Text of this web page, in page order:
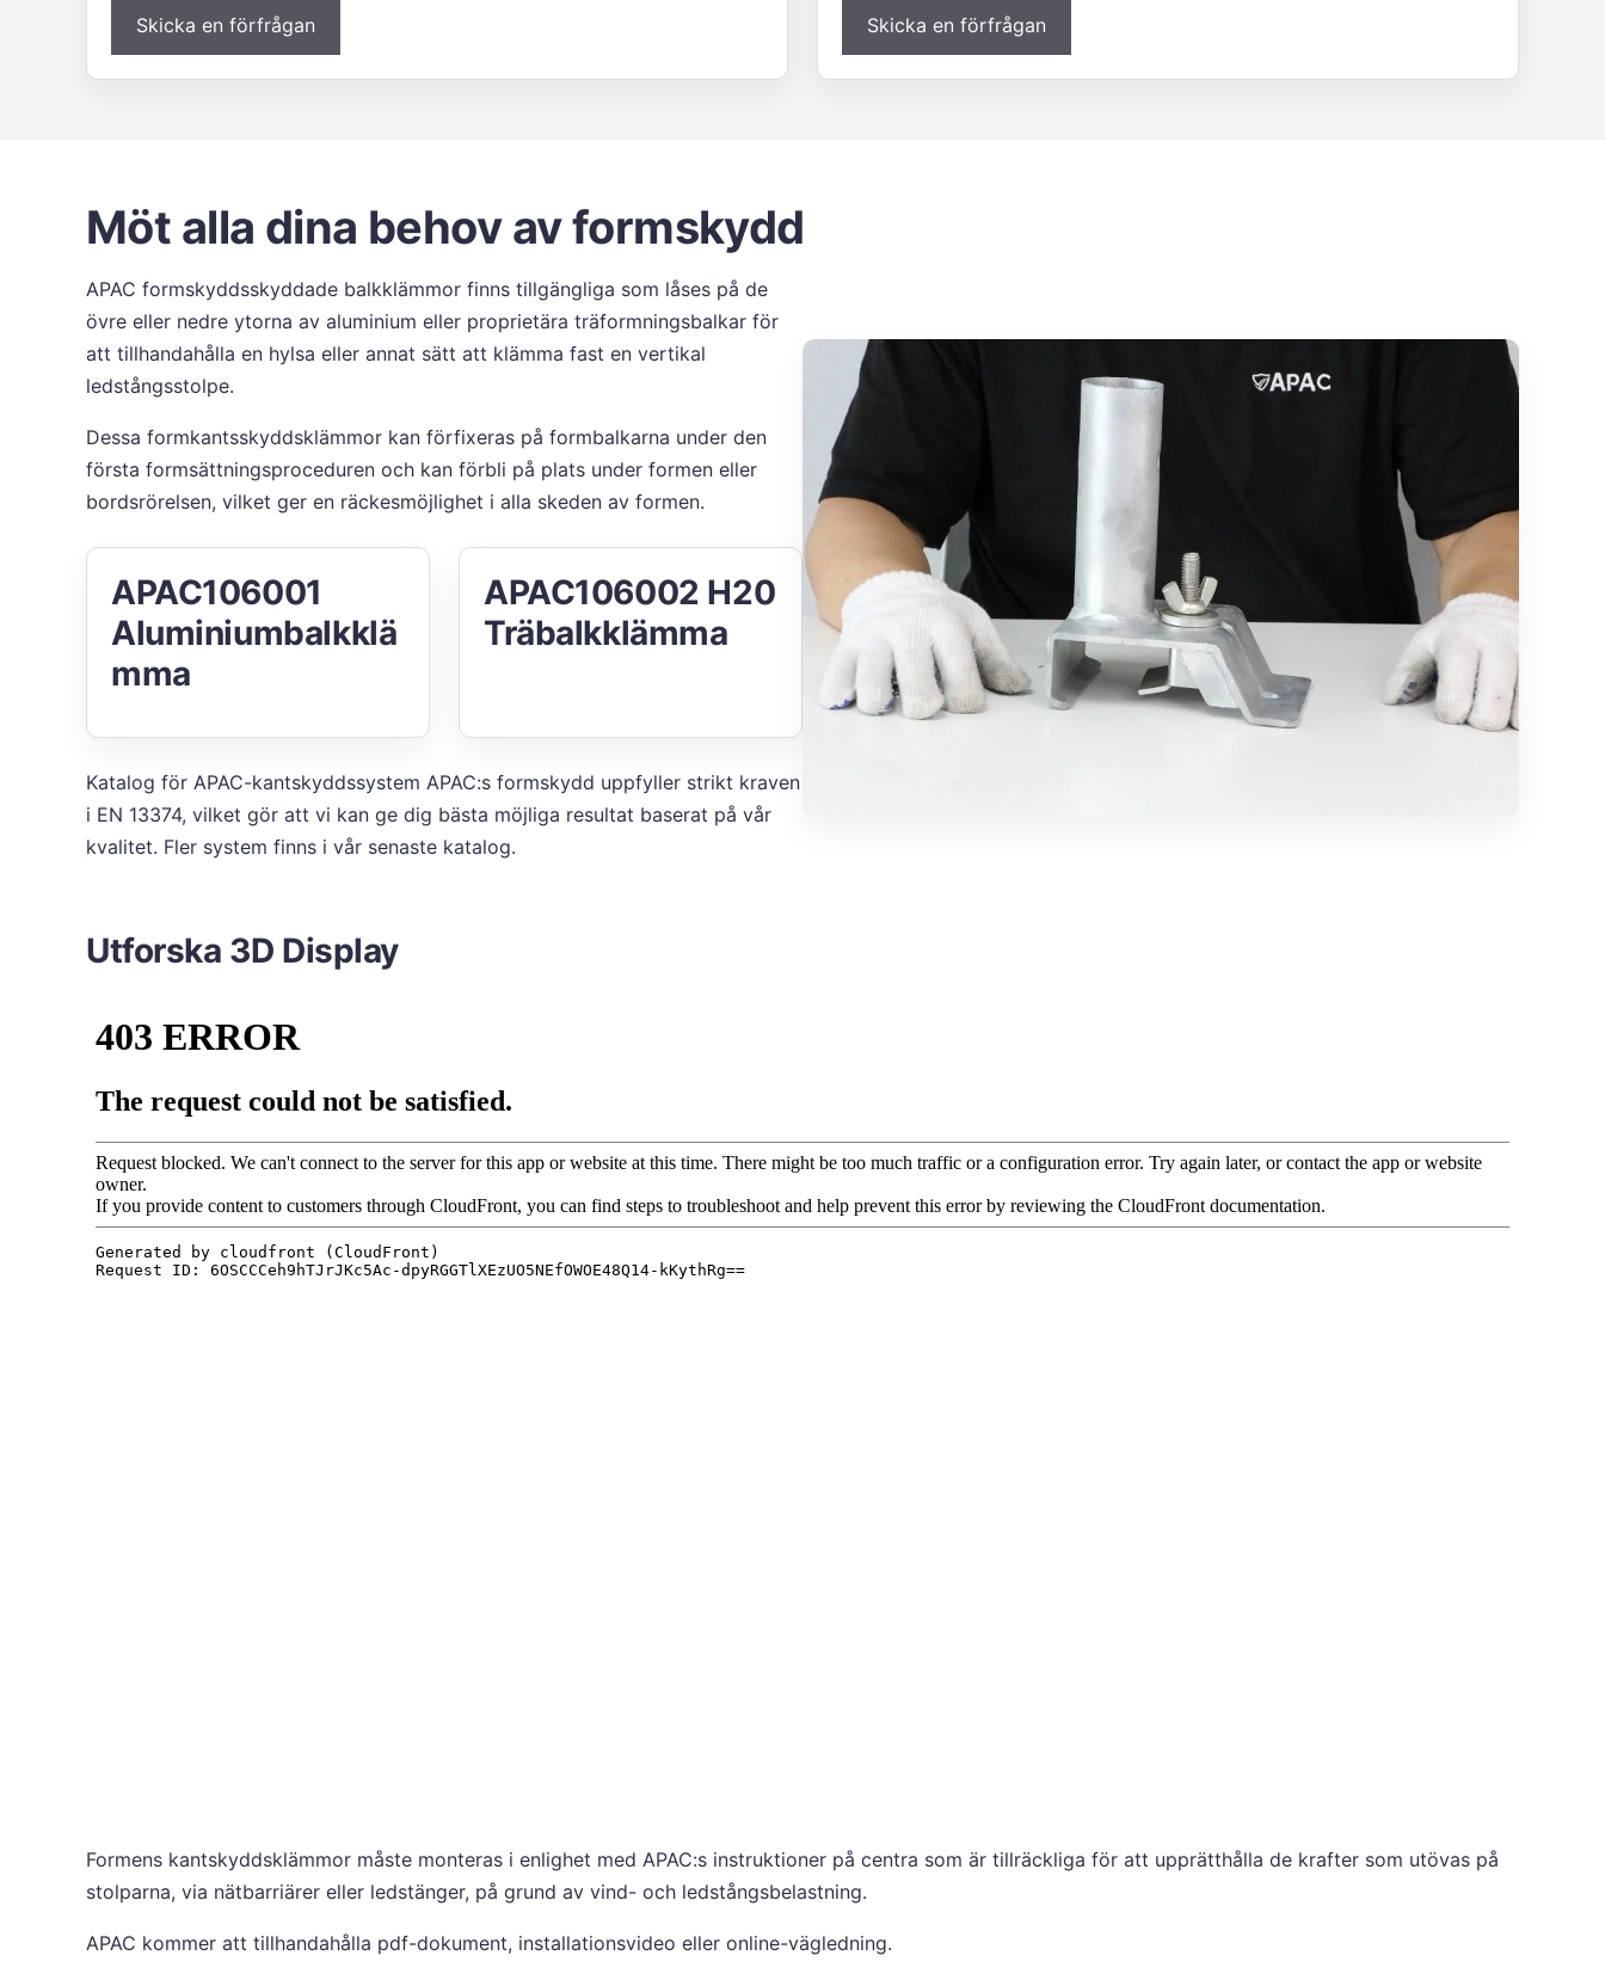
Skicka en förfrågan Skicka en förfrågan
Möt alla dina behov av formskydd
APAC formskyddsskyddade balkklämmor finns tillgängliga som låses på de
övre eller nedre ytorna av aluminium eller proprietära träformningsbalkar för
att tillhandahålla en hylsa eller annat sätt att klämma fast en vertikal
ledstångsstolpe.
Dessa formkantsskyddsklämmor kan förfixeras på formbalkarna under den
första formsättningsproceduren och kan förbli på plats under formen eller
bordsrörelsen, vilket ger en räckesmöjlighet i alla skeden av formen.
APAC106001
Aluminiumbalkklä
mma
APAC106002 H20
Träbalkklämma
Katalog för APAC-kantskyddssystem APAC:s formskydd uppfyller strikt kraven
i EN 13374, vilket gör att vi kan ge dig bästa möjliga resultat baserat på vår
kvalitet. Fler system finns i vår senaste katalog.
Utforska 3D Display
Formens kantskyddsklämmor måste monteras i enlighet med APAC:s instruktioner på centra som är tillräckliga för att upprätthålla de krafter som utövas på
stolparna, via nätbarriärer eller ledstänger, på grund av vind- och ledstångsbelastning.
APAC kommer att tillhandahålla pdf-dokument, installationsvideo eller online-vägledning.